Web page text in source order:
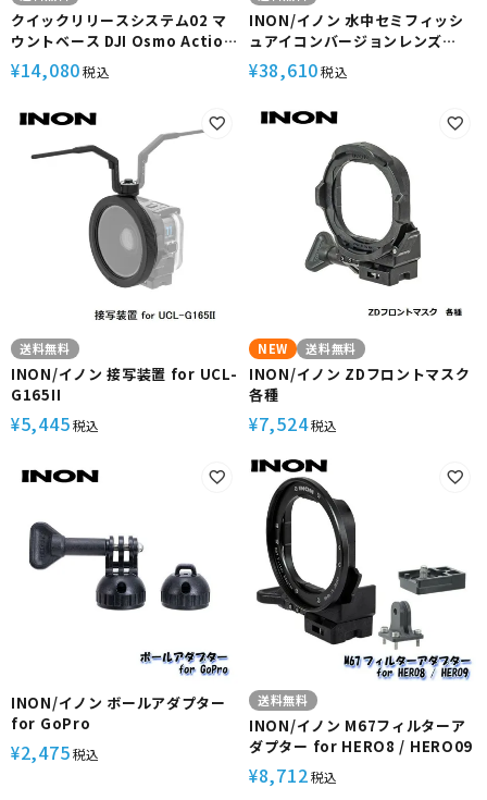
クイックリリースシステム02 マ
ウントベース DJI Osmo Action
4/3・Insta360 Ace/Ace
Pro【AOI-QRS-02-MB3 /
イ 水中 カメラ 機材 グリップ ス
テー ムービー ワイド 暗所 撮影
ワンタッチ着脱 海 ダイビング
¥14,080税込
INON/イノン 水中セミフィッシ
ュアイコンバージョンレンズ
【UFL-G140 ZD】機材 4K 撮影
アクションカメラ GoPro
近接 近距離 高画質 映像 遠近感
デフォルメ効果 小型 軽量 コンパ
クト マウント ワンタッチ交換 ダ
イビング シュノーケリング
¥38,610税込
送料無料
INON/イノン 接写装置 for UCL-
G165II
¥5,445税込
NEW 送料無料
INON/イノン ZDフロントマスク
各種
¥7,524税込
INON/イノン ボールアダプター
for GoPro
¥2,475税込
送料無料
INON/イノン M67フィルターア
ダプター for HERO8 / HERO09
¥8,712税込